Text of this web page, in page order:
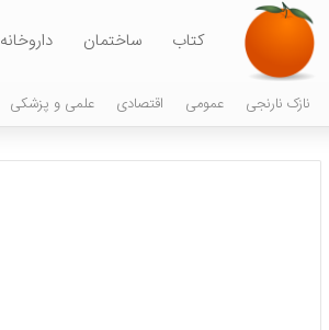
کتاب ساختمان داروخانه
نازک نارنجی عمومی اقتصادی علمی و پزشکی